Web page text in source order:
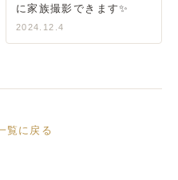
に家族撮影できます✨
2024.12.4
覧に戻る